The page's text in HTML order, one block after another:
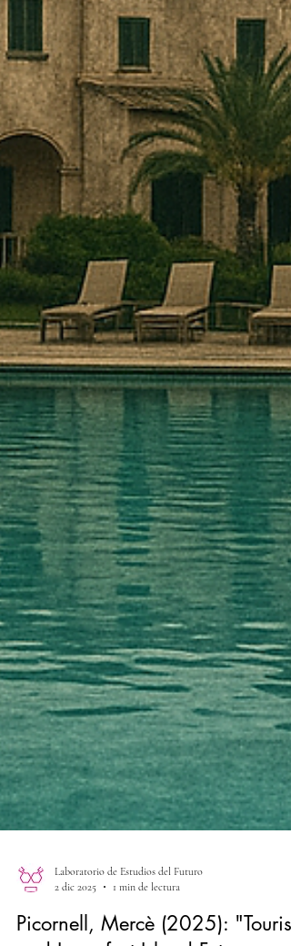
Laboratorio de Estudios del Futuro
2 dic 2025
1 min de lectura